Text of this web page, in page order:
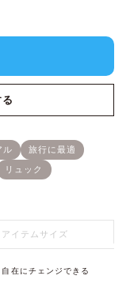
アイテムサイズ
在にチェンジできる